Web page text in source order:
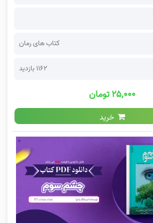
کتاب های رمان
1162 بازدید
۲۵,۰۰۰ تومان
خرید